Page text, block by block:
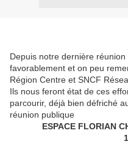
Depuis notre dernière
favorablement et on peu
Région Centre et SNCF
Ils nous feront état de ces
parcourir, déjà bien défriché
réunion publique
ESPACE FLORIAN